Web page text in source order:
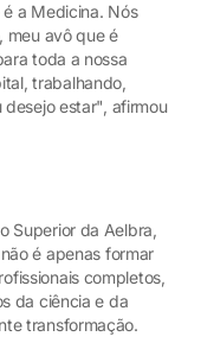
a Medicina. Nós
meu avô que é
toda a nossa
trabalhando,
estar", afirmou
Superior da Aelbra,
é apenas formar
completos,
da ciência e da
transformação.